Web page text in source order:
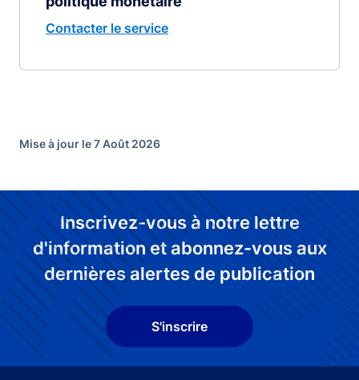
Contacter le service
Mise à jour le 7 Août 2026
Inscrivez-vous à notre lettre
d'information et abonnez-vous aux
dernières alertes de publication
S'inscrire